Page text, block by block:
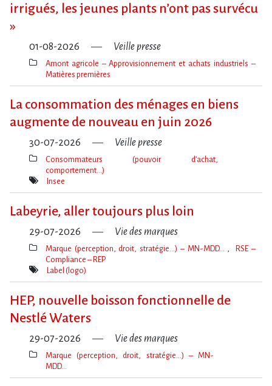
irrigués, les jeunes plants n’ont pas survécu
»
01-08-2026 Veille presse
Thèmes(s)
Amont agricole – Approvisionnement et achats industriels –
Matières premières
La consommation des ménages en biens
augmente de nouveau en juin 2026
30-07-2026 Veille presse
Thèmes(s)
Consommateurs (pouvoir d’achat,
comportement…)
Mot(s)-
Insee
Labeyrie, aller toujours plus loin
29-07-2026 Vie des marques
Thèmes(s)
Marque (perception, droit, stratégie…) – MN-MDD…
RSE –
Compliance – REP
Mot(s)-
Label (logo)
HEP, nouvelle boisson fonctionnelle de
Nestlé Waters
29-07-2026 Vie des marques
Thèmes(s)
Marque (perception, droit, stratégie…) – MN-
MDD…